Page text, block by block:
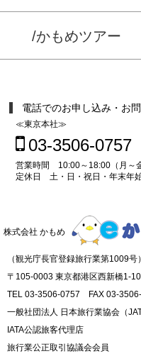
/かもめツアー
電話でのお申し込み・お
≪東京本社≫
03-3506-0757
営業時間 10:00～18:00（月～
定休日 土・日・祝日・年末年
株式会社 かもめ
（観光庁長官登録旅行業第1009号）
〒105-0003 東京都港区西新橋1-
TEL 03-3506-0757 FAX 03-
一般社団法人 日本旅行業協会（
IATA公認旅客代理店
旅行業公正取引協議会会員